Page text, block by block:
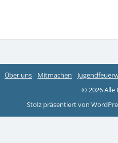
Über uns Mitmachen
© 2026 Alle
Stolz präsentiert von